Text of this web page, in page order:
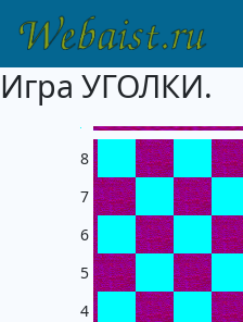
Игра УГОЛКИ.
8
7
6
5
4